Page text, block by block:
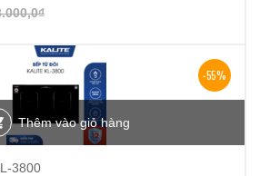
₫
-55%
Thêm vào giỏ hàng
3800